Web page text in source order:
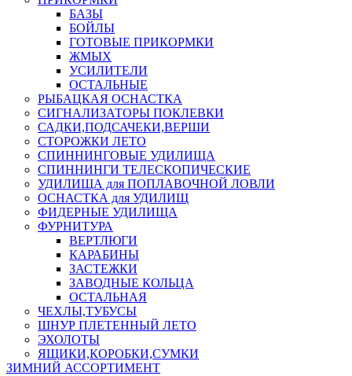
БАЗЫ
БОЙЛЫ
ГОТОВЫЕ ПРИКОРМКИ
ЖМЫХ
УСИЛИТЕЛИ
ОСТАЛЬНЫЕ
РЫБАЦКАЯ ОСНАСТКА
СИГНАЛИЗАТОРЫ ПОКЛЕВКИ
САДКИ,ПОДСАЧЕКИ,ВЕРШИ
СТОРОЖКИ ЛЕТО
СПИННИНГОВЫЕ УДИЛИЩА
СПИННИНГИ ТЕЛЕСКОПИЧЕСКИЕ
УДИЛИЩА для ПОПЛАВОЧНОЙ ЛОВЛИ
ОСНАСТКА для УДИЛИЩ
ФИДЕРНЫЕ УДИЛИЩА
ФУРНИТУРА
ВЕРТЛЮГИ
КАРАБИНЫ
ЗАСТЕЖКИ
ЗАВОДНЫЕ КОЛЬЦА
ОСТАЛЬНАЯ
ЧЕХЛЫ,ТУБУСЫ
ШНУР ПЛЕТЕННЫЙ ЛЕТО
ЭХОЛОТЫ
ЯЩИКИ,КОРОБКИ,СУМКИ
ЗИМНИЙ АССОРТИМЕНТ